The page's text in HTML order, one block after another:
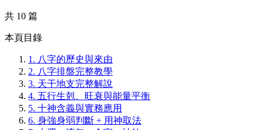
共 10 篇
本頁目錄
1. 八字的歷史與來由
2. 八字排盤完整教學
3. 天干地支完整解說
4. 五行生剋、旺衰與能量平衡
5. 十神含義與實務應用
6. 身強身弱判斷 + 用神取法